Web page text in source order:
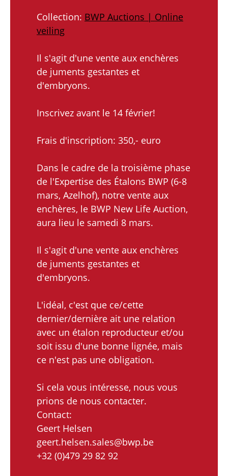
Collection: BWP Auctions | Online
veiling
Il s'agit d'une vente aux enchères
de juments gestantes et
d'embryons.
Inscrivez avant le 14 février!
Frais d'inscription: 350,- euro
Dans le cadre de la troisième phase
de l'Expertise des Étalons BWP (6-8
mars, Azelhof), notre vente aux
enchères, le BWP New Life Auction,
aura lieu le samedi 8 mars.
Il s'agit d'une vente aux enchères
de juments gestantes et
d'embryons.
L'idéal, c'est que ce/cette
dernier/dernière ait une relation
avec un étalon reproducteur et/ou
soit issu d'une bonne lignée, mais
ce n'est pas une obligation.
Si cela vous intéresse, nous vous
prions de nous contacter.
Contact:
Geert Helsen
geert.helsen.sales@bwp.be
+32 (0)479 29 82 92